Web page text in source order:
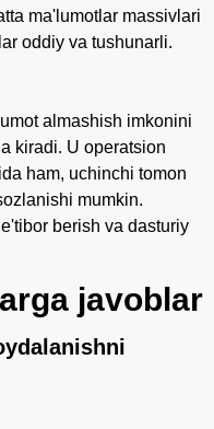
ma'lumotlar massivlari
oddiy va tushunarli.
almashish imkonini
kiradi. U operatsion
ham, uchinchi tomon
mumkin.
berish va dasturiy
javoblar